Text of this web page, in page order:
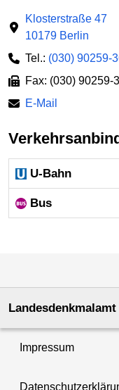
Klosterstraße 47
10179 Berlin
Tel.: (030) 90259-
Fax: (030) 90259-
E-Mail
U-Bahn
Bus
Landesdenkmal­amt
Impressum